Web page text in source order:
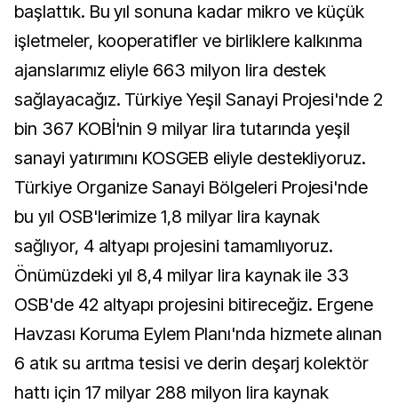
başlattık. Bu yıl sonuna kadar mikro ve küçük
işletmeler, kooperatifler ve birliklere kalkınma
ajanslarımız eliyle 663 milyon lira destek
sağlayacağız. Türkiye Yeşil Sanayi Projesi'nde 2
bin 367 KOBİ'nin 9 milyar lira tutarında yeşil
sanayi yatırımını KOSGEB eliyle destekliyoruz.
Türkiye Organize Sanayi Bölgeleri Projesi'nde
bu yıl OSB'lerimize 1,8 milyar lira kaynak
sağlıyor, 4 altyapı projesini tamamlıyoruz.
Önümüzdeki yıl 8,4 milyar lira kaynak ile 33
OSB'de 42 altyapı projesini bitireceğiz. Ergene
Havzası Koruma Eylem Planı'nda hizmete alınan
6 atık su arıtma tesisi ve derin deşarj kolektör
hattı için 17 milyar 288 milyon lira kaynak